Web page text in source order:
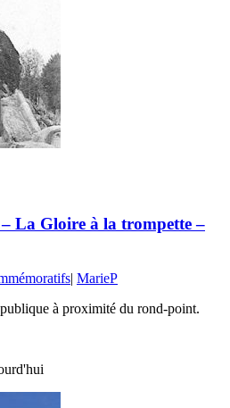
La Gloire à la trompette –
| MarieP
à proximité du rond-point.